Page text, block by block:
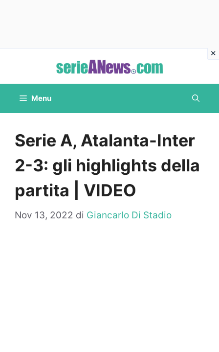
contenuto
Menu
Serie A, Atalanta-Inter
2-3: gli highlights della
partita | VIDEO
Nov 13, 2022 di Giancarlo Di Stadio